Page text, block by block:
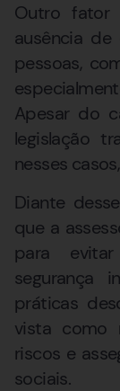
Outro fator
ausência
pessoas,
Apesar do
legislação
nesses
Diante
que a
para
segurança
práticas
vista como
riscos e
sociais.